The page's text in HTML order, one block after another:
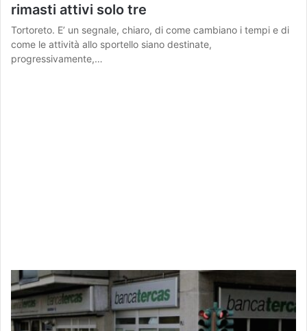
rimasti attivi solo tre
Tortoreto. E’ un segnale, chiaro, di come cambiano i tempi e di
come le attività allo sportello siano destinate,
progressivamente,…